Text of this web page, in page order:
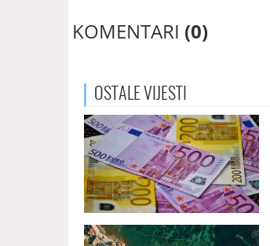
KOMENTARI (0)
OSTALEVIJESTI